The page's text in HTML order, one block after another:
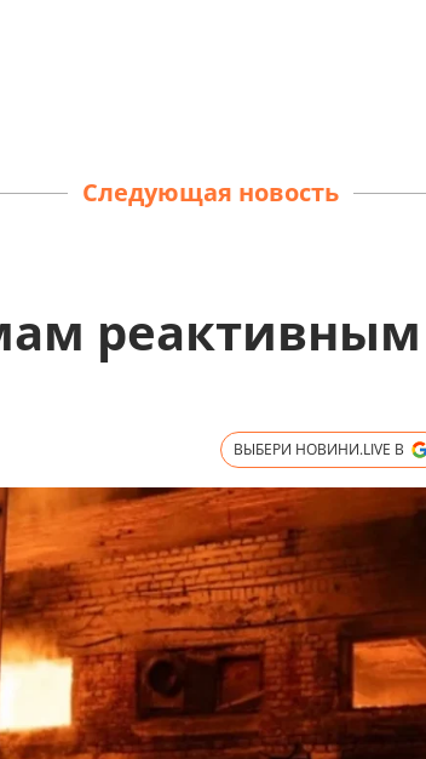
Следующая новость
ВЫБЕРИ НОВИНИ.LIVE В